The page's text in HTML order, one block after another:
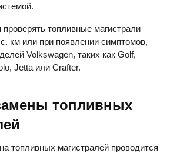
топливные магистрали
км или при появлении симптомов,
Volkswagen, таких как Golf,
Jetta или Crafter.
топливных
топливных магистралей проводится